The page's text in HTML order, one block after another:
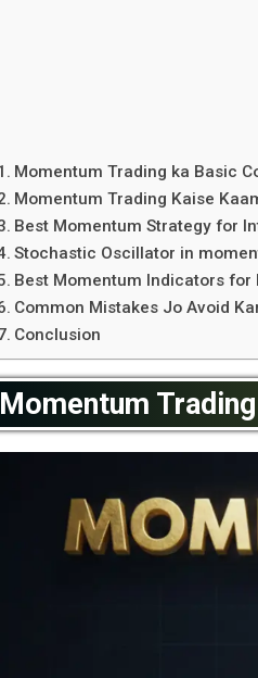
Momentum Trading ka Basic
Momentum Trading Kaise
Best Momentum Strategy for
Stochastic Oscillator in
Best Momentum Indicators for
Common Mistakes Jo Avoid
Conclusion
Momentum